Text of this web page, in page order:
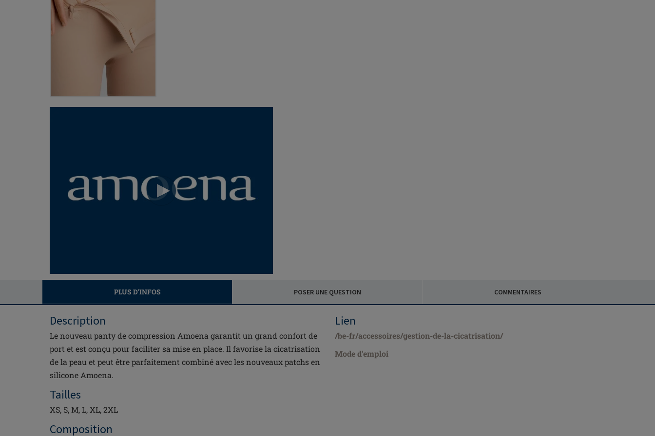
PLUS D'INFOS POSER UNE QUESTION COMMENTAIRES
Description
Le nouveau panty de compression Amoena garantit un grand confort de
port et est conçu pour faciliter sa mise en place. Il favorise la cicatrisation
de la peau et peut être parfaitement combiné avec les nouveaux patchs en
silicone Amoena.
Tailles
XS, S, M, L, XL, 2XL
Composition
Lien
/be-fr/accessoires/gestion-de-la-cicatrisation/
Mode d'emploi